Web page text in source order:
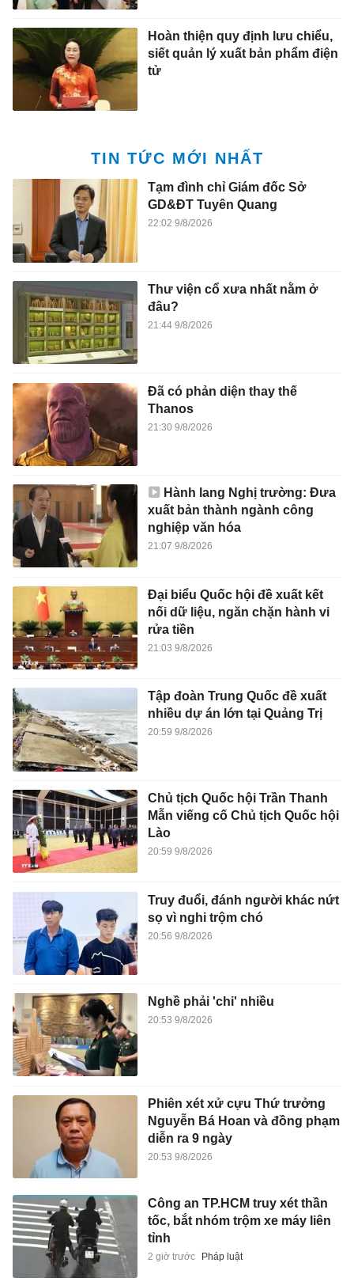
Hoàn thiện quy định lưu chiểu,
siết quản lý xuất bản phẩm điện
tử
TIN TỨC MỚI NHẤT
Tạm đình chỉ Giám đốc Sở
GD&ĐT Tuyên Quang
22:02 9/8/2026
Thư viện cổ xưa nhất nằm ở
đâu?
21:44 9/8/2026
Đã có phản diện thay thế
Thanos
21:30 9/8/2026
Hành lang Nghị trường: Đưa
xuất bản thành ngành công
nghiệp văn hóa
21:07 9/8/2026
Đại biểu Quốc hội đề xuất kết
nối dữ liệu, ngăn chặn hành vi
rửa tiền
21:03 9/8/2026
Tập đoàn Trung Quốc đề xuất
nhiều dự án lớn tại Quảng Trị
20:59 9/8/2026
Chủ tịch Quốc hội Trần Thanh
Mẫn viếng cố Chủ tịch Quốc hội
Lào
20:59 9/8/2026
Truy đuổi, đánh người khác nứt
sọ vì nghi trộm chó
20:56 9/8/2026
Nghề phải 'chi' nhiều
20:53 9/8/2026
Phiên xét xử cựu Thứ trưởng
Nguyễn Bá Hoan và đồng phạm
diễn ra 9 ngày
20:53 9/8/2026
Công an TP.HCM truy xét thần
tốc, bắt nhóm trộm xe máy liên
tỉnh
2 giờ trước Pháp luật